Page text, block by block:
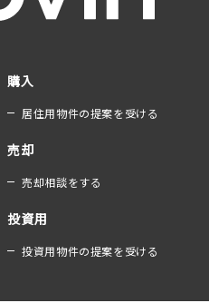
購入
居住用物件の提案を受ける
売却
売却相談をする
投資用
投資用物件の提案を受ける